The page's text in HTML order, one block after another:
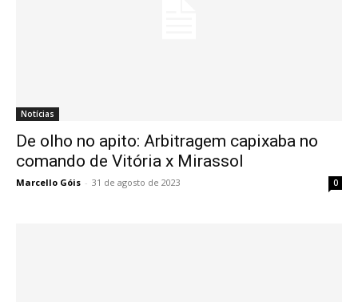
Notícias
De olho no apito: Arbitragem capixaba no
comando de Vitória x Mirassol
Marcello Góis - 31 de agosto de 2023 0